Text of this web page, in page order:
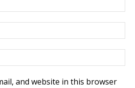
and website in this browser